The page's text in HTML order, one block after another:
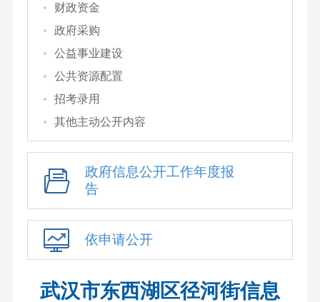
财政资金
政府采购
公益事业建设
公共资源配置
招考录用
其他主动公开内容
政府信息公开工作年度报
告
依申请公开
武汉市东西湖区径河街信息